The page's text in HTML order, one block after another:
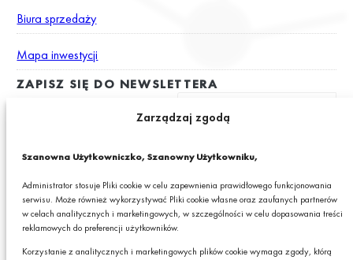
Zarządzaj zgodą
Szanowna Użytkowniczko, Szanowny Użytkowniku,
Administrator stosuje Pliki cookie w celu zapewnienia prawidłowego funkcjonowania
serwisu. Może również wykorzystywać Pliki cookie własne oraz zaufanych partnerów
w celach analitycznych i marketingowych, w szczególności w celu dopasowania treści
reklamowych do preferencji użytkowników.
Korzystanie z analitycznych i marketingowych plików cookie wymaga zgody, którą
Biura sprzedaży
Mapa inwestycji
ZAPISZ SIĘ DO NEWSLETTERA
adres e-mail newslettera z informacjami o ciekawych promocjach,
produktach lub usługach GRANIT S.A.*
* Pola obowiązkowe
Podając swój adres e-mail wyrażasz zgodę na otrzymywanie drogą elektroniczną,
produktach lub usługach GRANIT S.A. oraz zgodę na przetwarzanie przez GRANIT